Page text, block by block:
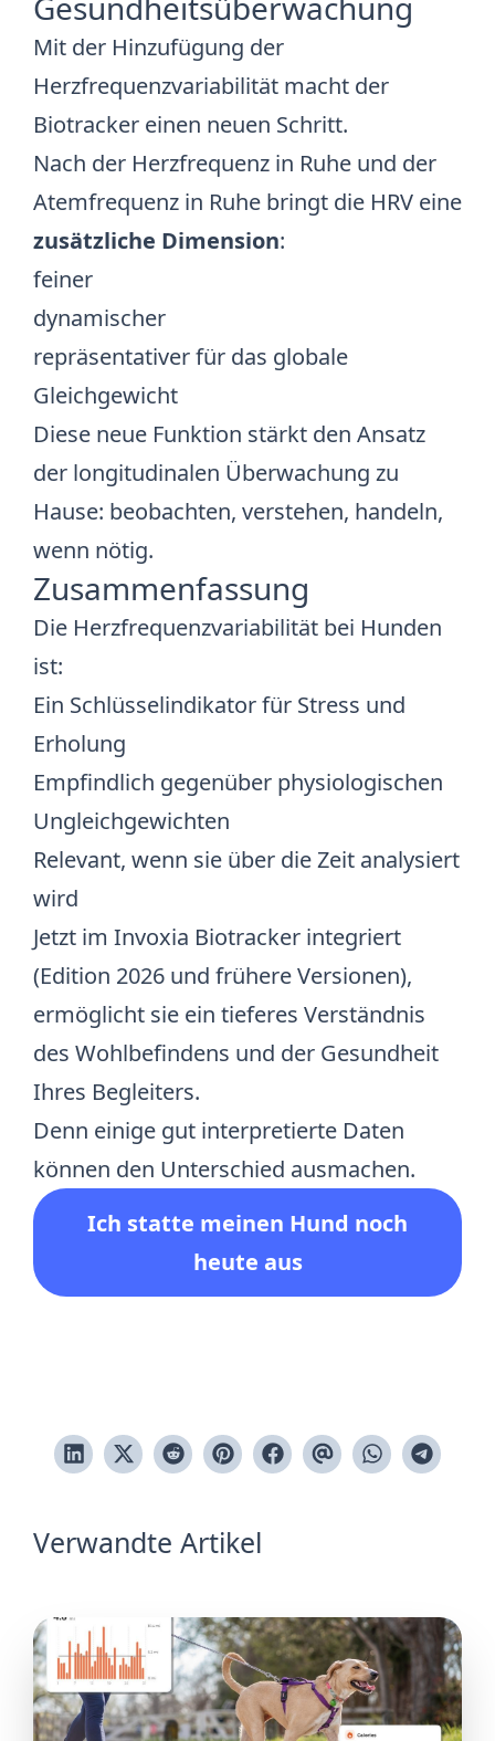
Mit der Hinzufügung der
Herzfrequenzvariabilität macht der
Biotracker einen neuen Schritt.
Nach der Herzfrequenz in Ruhe und der
Atemfrequenz in Ruhe bringt die HRV eine
zusätzliche Dimension:
feiner
dynamischer
repräsentativer für das globale
Gleichgewicht
Diese neue Funktion stärkt den Ansatz
der longitudinalen Überwachung zu
Hause: beobachten, verstehen, handeln,
wenn nötig.
Zusammenfassung
Die Herzfrequenzvariabilität bei Hunden
ist:
Ein Schlüsselindikator für Stress und
Erholung
Empfindlich gegenüber physiologischen
Ungleichgewichten
Relevant, wenn sie über die Zeit analysiert
wird
Jetzt im Invoxia Biotracker integriert
(Edition 2026 und frühere Versionen),
ermöglicht sie ein tieferes Verständnis
des Wohlbefindens und der Gesundheit
Ihres Begleiters.
Denn einige gut interpretierte Daten
können den Unterschied ausmachen.
Ich statte meinen Hund noch
heute aus
Verwandte Artikel